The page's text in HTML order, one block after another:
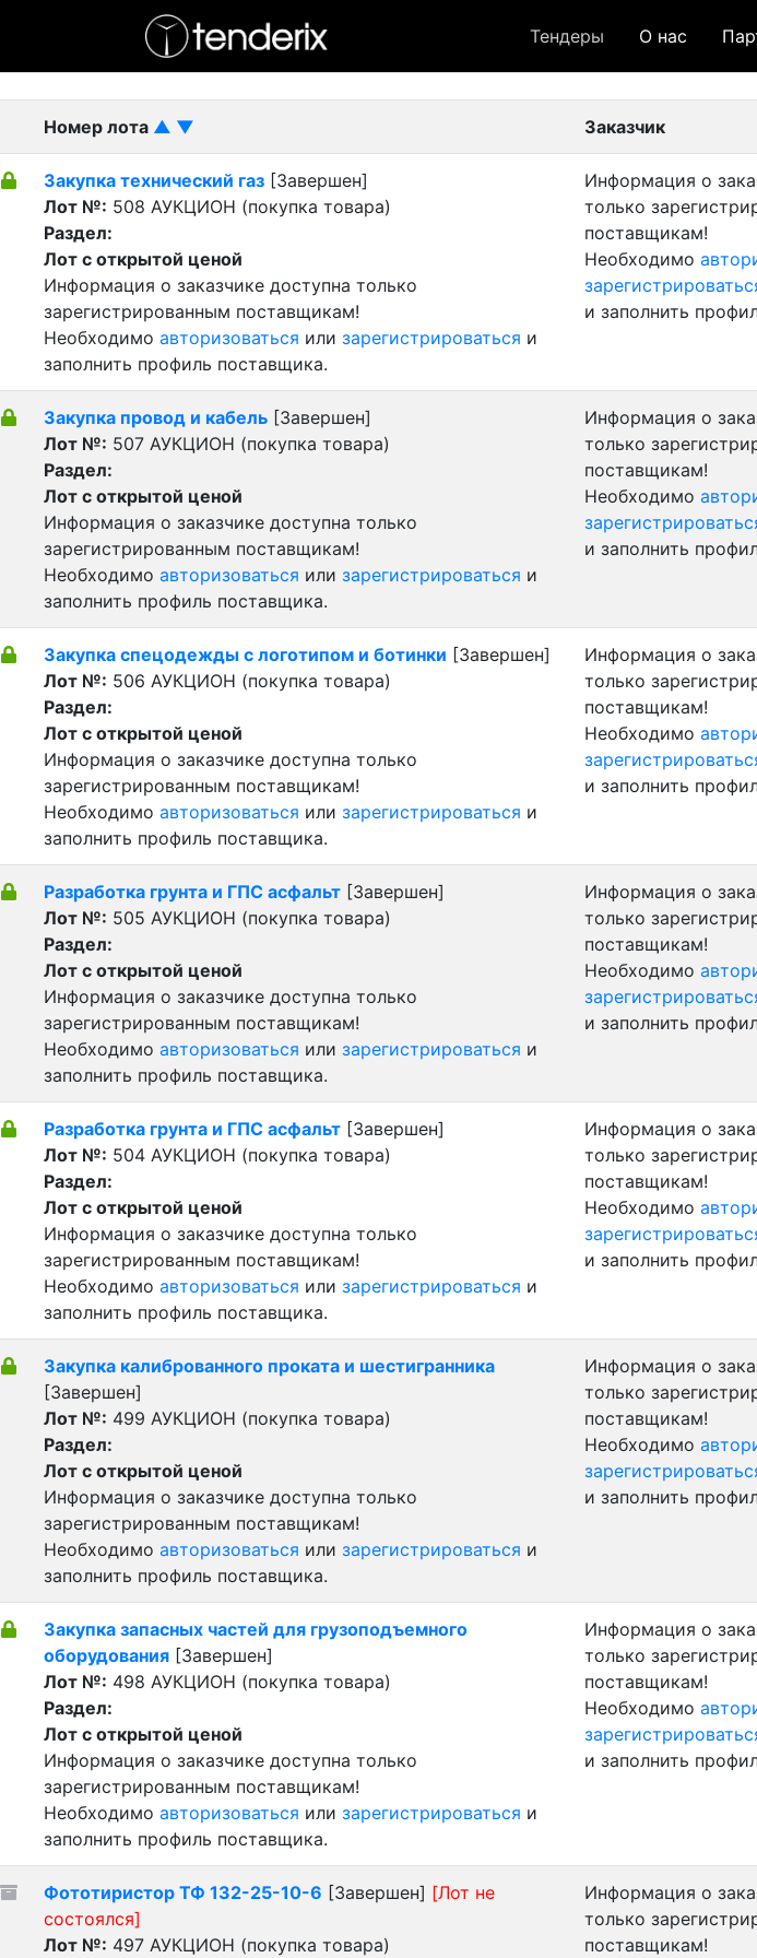
Тендеры О нас
- Завершенный лот
Номер лота ▲ ▼ Заказчик
Закупка технический газ [Завершен]
Лот №: 508 АУКЦИОН (покупка товара)
Раздел:
Лот с открытой ценой
Информация о заказчике доступна только
зарегистрированным поставщикам!
Необходимо авторизоваться или зарегистрироваться и
заполнить профиль поставщика.
Информация о
только
поставщикам!
Необходимо
и заполнить
Закупка провод и кабель [Завершен]
Лот №: 507 АУКЦИОН (покупка товара)
Раздел:
Лот с открытой ценой
Информация о заказчике доступна только
зарегистрированным поставщикам!
Необходимо авторизоваться или зарегистрироваться и
заполнить профиль поставщика.
Информация о
только
поставщикам!
Необходимо
и заполнить
Закупка спецодежды с логотипом и ботинки [Завершен]
Лот №: 506 АУКЦИОН (покупка товара)
Раздел:
Лот с открытой ценой
Информация о заказчике доступна только
зарегистрированным поставщикам!
Необходимо авторизоваться или зарегистрироваться и
заполнить профиль поставщика.
Информация о
только
поставщикам!
Необходимо
и заполнить
Разработка грунта и ГПС асфальт [Завершен]
Лот №: 505 АУКЦИОН (покупка товара)
Раздел:
Лот с открытой ценой
Информация о заказчике доступна только
зарегистрированным поставщикам!
Необходимо авторизоваться или зарегистрироваться и
заполнить профиль поставщика.
Информация о
только
поставщикам!
Необходимо
и заполнить
Разработка грунта и ГПС асфальт [Завершен]
Лот №: 504 АУКЦИОН (покупка товара)
Раздел:
Лот с открытой ценой
Информация о заказчике доступна только
зарегистрированным поставщикам!
Необходимо авторизоваться или зарегистрироваться и
заполнить профиль поставщика.
Информация о
только
поставщикам!
Необходимо
и заполнить
Закупка калиброванного проката и шестигранника
[Завершен]
Лот №: 499 АУКЦИОН (покупка товара)
Раздел:
Лот с открытой ценой
Информация о заказчике доступна только
зарегистрированным поставщикам!
Необходимо авторизоваться или зарегистрироваться и
заполнить профиль поставщика.
Информация о
только
поставщикам!
Необходимо
и заполнить
Закупка запасных частей для грузоподъемного
оборудования [Завершен]
Лот №: 498 АУКЦИОН (покупка товара)
Раздел:
Лот с открытой ценой
Информация о заказчике доступна только
зарегистрированным поставщикам!
Необходимо авторизоваться или зарегистрироваться и
заполнить профиль поставщика.
Информация о
только
поставщикам!
Необходимо
и заполнить
Фототиристор ТФ 132-25-10-6 [Завершен] [Лот не
состоялся]
Лот №: 497 АУКЦИОН (покупка товара)
Информация о
только
поставщикам!